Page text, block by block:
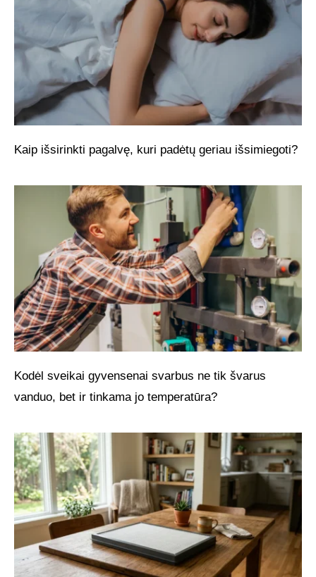
Kaip išsirinkti pagalvę, kuri padėtų geriau išsimiegoti?
Kodėl sveikai gyvensenai svarbus ne tik švarus
vanduo, bet ir tinkama jo temperatūra?